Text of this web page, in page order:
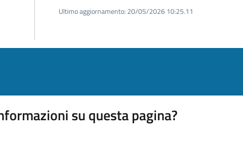
Ultimo aggiornamento: 20/05/2026 10:25.11
su questa pagina?